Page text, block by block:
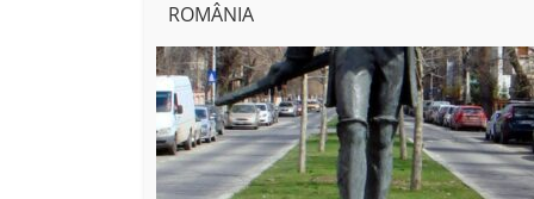
ROMÂNIA